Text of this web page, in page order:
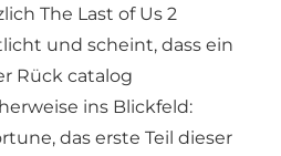
The Last of Us 2
und scheint, dass ein
Rück catalog
ins Blickfeld:
das erste Teil dieser